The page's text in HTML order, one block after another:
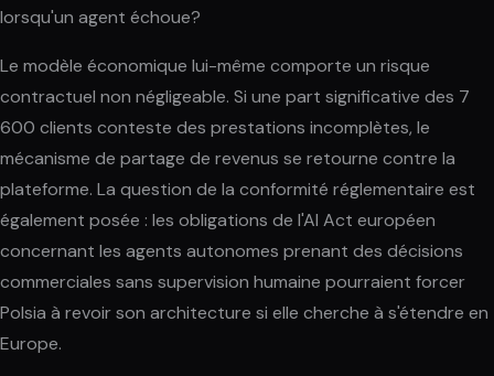
lorsqu'un agent échoue?
Le modèle économique lui-même comporte un risque
contractuel non négligeable. Si une part significative des 7
600 clients conteste des prestations incomplètes, le
mécanisme de partage de revenus se retourne contre la
plateforme. La question de la conformité réglementaire est
également posée : les obligations de l'AI Act européen
concernant les agents autonomes prenant des décisions
commerciales sans supervision humaine pourraient forcer
Polsia à revoir son architecture si elle cherche à s'étendre en
Europe.